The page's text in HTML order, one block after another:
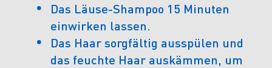
Das Läuse-Shampoo 15 Minuten
einwirken lassen.
Das Haar sorgfältig ausspülen und
das feuchte Haar auskämmen, um